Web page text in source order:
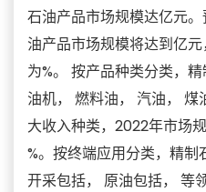
石油产品市场规模达亿元
油产品市场规模将达到亿
为%。 按产品种类分类，
油机， 燃料油， 汽油，
大收入种类，2022年市场
%。按终端应用分类，精
开采包括， 原油包括， 等